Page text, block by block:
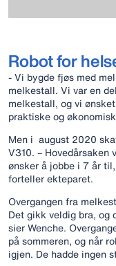
Robot for
- Vi bygde fjøs med
melkestall. Vi var en
melkestall, og vi
praktiske og
Men i august 2020
V310. – Hovedårsaken
ønsker å jobbe i 7 år
forteller ekteparet.
Overgangen fra
Det gikk veldig bra, og
sier Wenche.
på sommeren, og når
igjen. De hadde ingen